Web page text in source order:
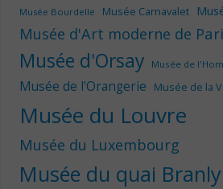
Musée Bourdelle
Musée Carnavalet
Musée d'Art moderne de
Musée d'Orsay Musée de
Musée de l'Orangerie Musée de la
Musée du Louvre
Musée du Luxembourg
Musée du quai Branly